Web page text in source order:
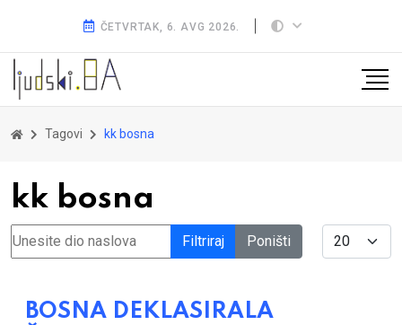
ČETVRTAK, 6. AVG 2026.
Tagovi kk bosna
kk bosna
Unesite dio naslova Filtriraj Poništi Display #
BOSNA DEKLASIRALA